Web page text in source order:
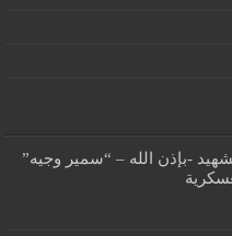
-بإذن الله – “سمير وجيه”